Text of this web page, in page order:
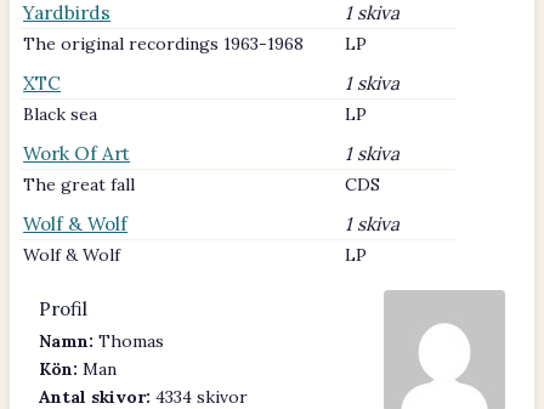
Yardbirds 1 skiva
The original recordings 1963-1968 LP
XTC 1 skiva
Black sea LP
Work Of Art 1 skiva
The great fall CDS
Wolf & Wolf 1 skiva
Wolf & Wolf LP
Profil
Namn: Thomas
Kön: Man
Antal skivor: 4334 skivor